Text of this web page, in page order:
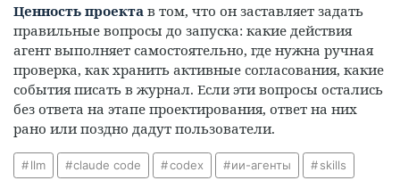
Ценность проекта в том, что он заставляет задать
правильные вопросы до запуска: какие действия
агент выполняет самостоятельно, где нужна ручная
проверка, как хранить активные согласования, какие
события писать в журнал. Если эти вопросы остались
без ответа на этапе проектирования, ответ на них
рано или поздно дадут пользователи.
llm claude code codex ии-агенты skills